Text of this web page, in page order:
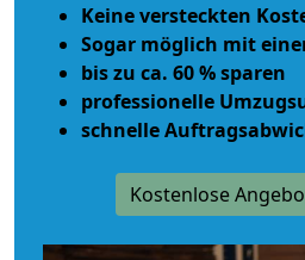
Keine versteckten
Sogar möglich mit
bis zu ca. 60 % sparen
professionelle
schnelle
Kostenlose